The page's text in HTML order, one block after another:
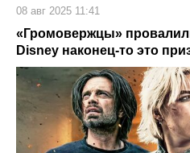
08 авг 2025 11:41
«Громовержцы»
Disney наконец-то это